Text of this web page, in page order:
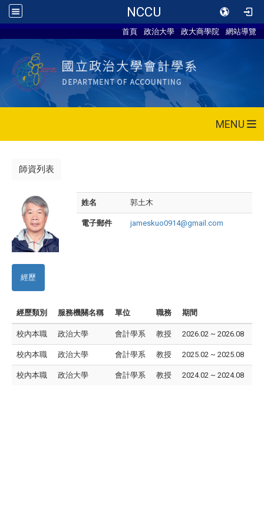
NCCU
首頁 政治大學 政大商學院 網站導覽
MENU
師資列表
姓名 郭土木
電子郵件 jameskuo0914@gmail.com
經歷
經歷類別 服務機關名稱 單位 職務 期間
校內本職 政治大學 會計學系 教授 2026.02 ~ 2026.08
校內本職 政治大學 會計學系 教授 2025.02 ~ 2025.08
校內本職 政治大學 會計學系 教授 2024.02 ~ 2024.08